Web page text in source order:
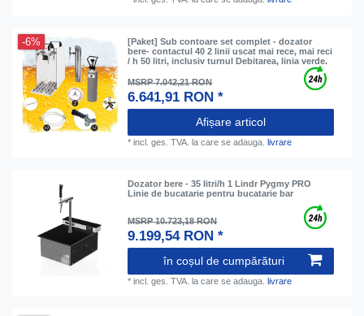
-6%
[Paket] Sub contoare set complet - dozator
bere- contactul 40 2 linii uscat mai rece, mai reci
/ h 50 litri, inclusiv turnul Debitarea, linia verde.
MSRP 7.042,21 RON
6.641,91 RON *
Afișare articol
*incl. ges. TVA. la care se adauga.livrare
Dozator bere - 35 litri/h 1 Lindr Pygmy PRO
Linie de bucatarie pentru bucatarie bar
MSRP 10.723,18 RON
9.199,54 RON *
în coșul de cumpărături
*incl. ges. TVA. la care se adauga.livrare